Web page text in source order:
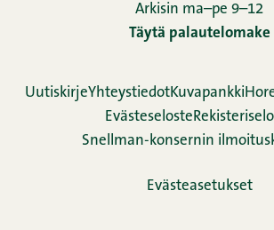
Arkisin ma–pe 9–12
Täytä palautelomake
UutiskirjeYhteystiedotKuvapankki
Evästeseloste
Snellman-konsernin
Evästeasetukset